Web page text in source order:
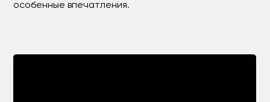
особенные впечатления.